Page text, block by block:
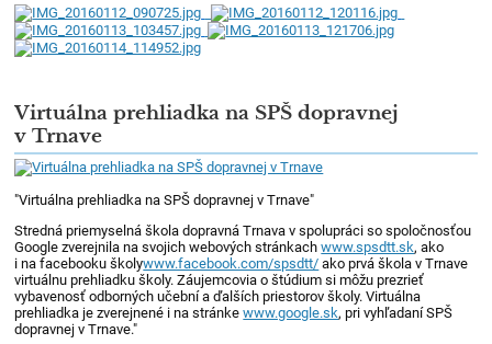
Virtuálna prehliadka na SPŠ dopravnej
v Trnave
"Virtuálna prehliadka na SPŠ dopravnej v Trnave"
Stredná priemyselná škola dopravná Trnava v spolupráci so spoločnosťou
Google zverejnila na svojich webových stránkachwww.spsdtt.sk, ako
i na facebooku školywww.facebook.com/spsdtt/ ako prvá škola v Trnave
virtuálnu prehliadku školy. Záujemcovia o štúdium si môžu prezrieť
vybavenosť odborných učební a ďalších priestorov školy. Virtuálna
prehliadka je zverejnené i na stránkewww.google.sk, pri vyhľadaní SPŠ
dopravnej v Trnave."